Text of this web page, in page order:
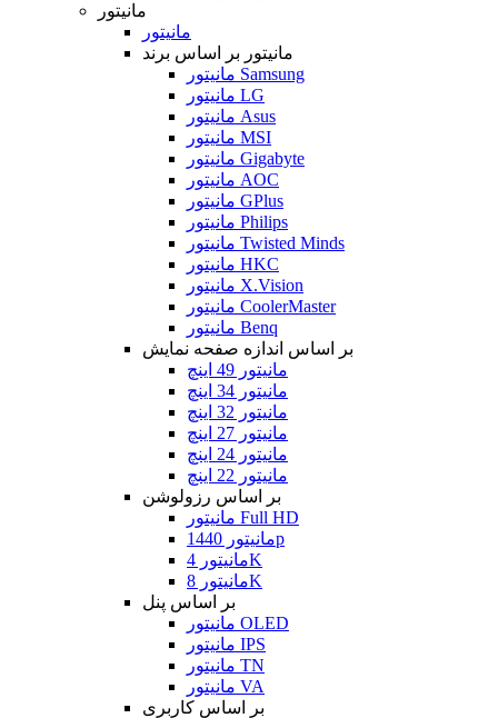
مانیتور
مانیتور
مانیتور بر اساس برند
مانیتور Samsung
مانیتور LG
مانیتور Asus
مانیتور MSI
مانیتور Gigabyte
مانیتور AOC
مانیتور GPlus
مانیتور Philips
مانیتور Twisted Minds
مانیتور HKC
مانیتور X.Vision
مانیتور CoolerMaster
مانیتور Benq
بر اساس اندازه صفحه نمایش
مانیتور 49 اینچ
مانیتور 34 اینچ
مانیتور 32 اینچ
مانیتور 27 اینچ
مانیتور 24 اینچ
مانیتور 22 اینچ
بر اساس رزولوشن
مانیتور Full HD
مانیتور 1440p
مانیتور 4K
مانیتور 8K
بر اساس پنل
مانیتور OLED
مانیتور IPS
مانیتور TN
مانیتور VA
بر اساس کاربری